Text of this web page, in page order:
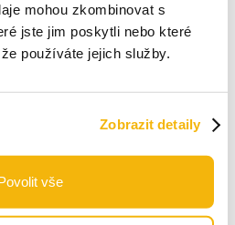
mohou zkombinovat s
jste jim poskytli nebo které
používáte jejich služby.
Zobrazit detaily
vše